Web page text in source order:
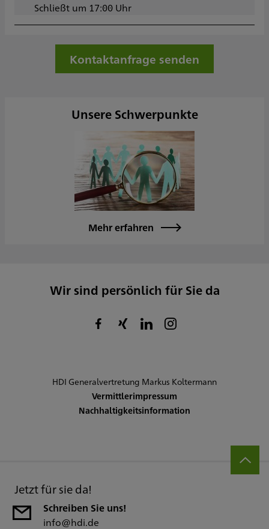
Schließt um 17:00 Uhr
Dienstag
Mittwoch
09:00 - 17:00
Kontaktanfrage senden
Unsere Schwerpunkte
Mehr erfahren
Wir sind persönlich für Sie da
HDI Generalvertretung Markus Koltermann
Vermittlerimpressum
Nachhaltigkeitsinformation
Jetzt für sie da!
Schreiben Sie uns!
info@hdi.de